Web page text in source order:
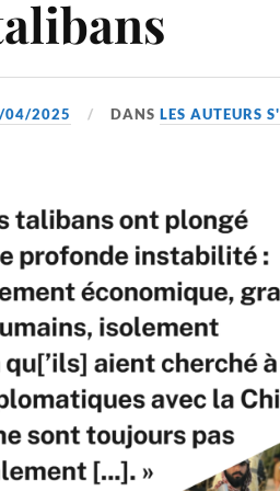
04/2025 DANSLES AUTEURS